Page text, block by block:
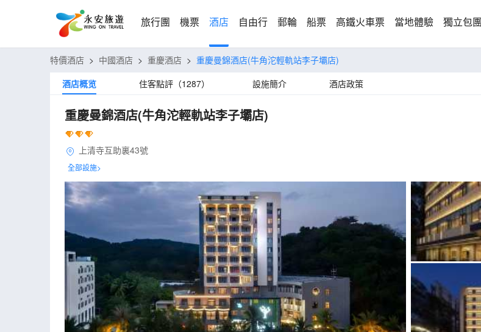
旅行團 機票 酒店 自由行 郵輪 船票 高鐵火車票 當地體驗 獨立包團
特價酒店 > 中國酒店 > 重慶酒店 > 重慶曼錦酒店(牛角沱輕軌站李子壩店)
酒店概览
住客點評（1287） 設施簡介 酒店政策
重慶曼錦酒店(牛角沱輕軌站李子壩店)
上清寺互助裏43號
全部設施>